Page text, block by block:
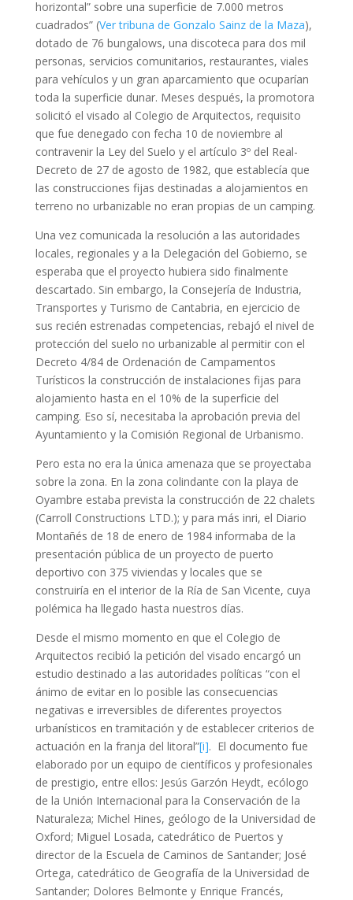
horizontal” sobre una superficie de 7.000 metros
cuadrados” (Ver tribuna de Gonzalo Sainz de la Maza),
dotado de 76 bungalows, una discoteca para dos mil
personas, servicios comunitarios, restaurantes, viales
para vehículos y un gran aparcamiento que ocuparían
toda la superficie dunar. Meses después, la promotora
solicitó el visado al Colegio de Arquitectos, requisito
que fue denegado con fecha 10 de noviembre al
contravenir la Ley del Suelo y el artículo 3º del Real-
Decreto de 27 de agosto de 1982, que establecía que
las construcciones fijas destinadas a alojamientos en
terreno no urbanizable no eran propias de un camping.
Una vez comunicada la resolución a las autoridades
locales, regionales y a la Delegación del Gobierno, se
esperaba que el proyecto hubiera sido finalmente
descartado. Sin embargo, la Consejería de Industria,
Transportes y Turismo de Cantabria, en ejercicio de
sus recién estrenadas competencias, rebajó el nivel de
protección del suelo no urbanizable al permitir con el
Decreto 4/84 de Ordenación de Campamentos
Turísticos la construcción de instalaciones fijas para
alojamiento hasta en el 10% de la superficie del
camping. Eso sí, necesitaba la aprobación previa del
Ayuntamiento y la Comisión Regional de Urbanismo.
Pero esta no era la única amenaza que se proyectaba
sobre la zona. En la zona colindante con la playa de
Oyambre estaba prevista la construcción de 22 chalets
(Carroll Constructions LTD.); y para más inri, el Diario
Montañés de 18 de enero de 1984 informaba de la
presentación pública de un proyecto de puerto
deportivo con 375 viviendas y locales que se
construiría en el interior de la Ría de San Vicente, cuya
polémica ha llegado hasta nuestros días.
Desde el mismo momento en que el Colegio de
Arquitectos recibió la petición del visado encargó un
estudio destinado a las autoridades políticas “con el
ánimo de evitar en lo posible las consecuencias
negativas e irreversibles de diferentes proyectos
urbanísticos en tramitación y de establecer criterios de
actuación en la franja del litoral”[i]. El documento fue
elaborado por un equipo de científicos y profesionales
de prestigio, entre ellos: Jesús Garzón Heydt, ecólogo
de la Unión Internacional para la Conservación de la
Naturaleza; Michel Hines, geólogo de la Universidad de
Oxford; Miguel Losada, catedrático de Puertos y
director de la Escuela de Caminos de Santander; José
Ortega, catedrático de Geografía de la Universidad de
Santander; Dolores Belmonte y Enrique Francés,